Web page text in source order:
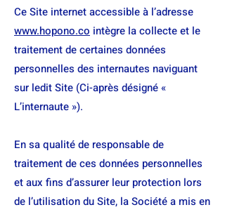
Ce Site internet accessible à l’adresse
www.hopono.co intègre la collecte et le
traitement de certaines données
personnelles des internautes naviguant
sur ledit Site (Ci-après désigné «
L’internaute »).
En sa qualité de responsable de
traitement de ces données personnelles
et aux fins d’assurer leur protection lors
de l’utilisation du Site, la Société a mis en